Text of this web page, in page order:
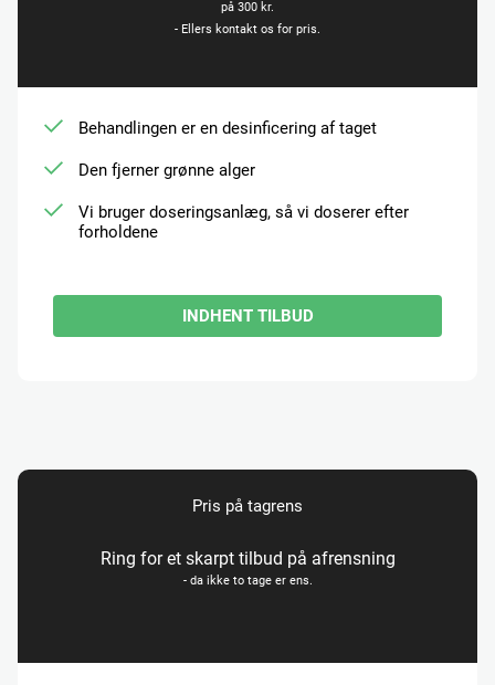
på 300 kr.
- Ellers kontakt os for pris.
Behandlingen er en desinficering af taget
Den fjerner grønne alger
Vi bruger doseringsanlæg, så vi doserer efter
forholdene
INDHENT TILBUD
Pris på tagrens
Ring for et skarpt tilbud på afrensning
- da ikke to tage er ens.